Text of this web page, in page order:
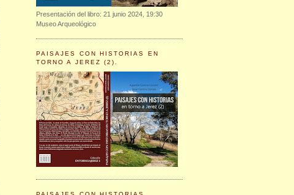
Presentación del libro: 21 junio 2024, 19:30
Museo Arqueológico
PAISAJES CON HISTORIAS EN
TORNO A JEREZ (2).